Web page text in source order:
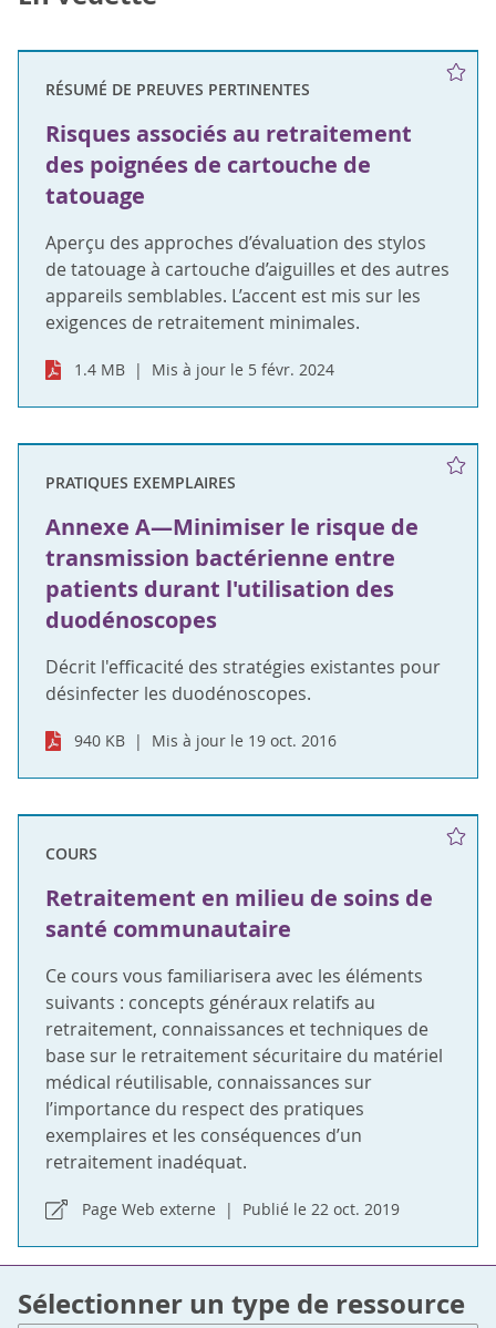
RÉSUMÉ DE PREUVES PERTINENTES
Risques associés au retraitement
des poignées de cartouche de
tatouage
Aperçu des approches d’évaluation des stylos
de tatouage à cartouche d’aiguilles et des autres
appareils semblables. L’accent est mis sur les
exigences de retraitement minimales.
1.4 MB Mis à jour le 5 févr. 2024
PRATIQUES EXEMPLAIRES
Annexe A—Minimiser le risque de
transmission bactérienne entre
patients durant l'utilisation des
duodénoscopes
Décrit l'efficacité des stratégies existantes pour
désinfecter les duodénoscopes.
940 KB Mis à jour le 19 oct. 2016
COURS
Retraitement en milieu de soins de
santé communautaire
Ce cours vous familiarisera avec les éléments
suivants : concepts généraux relatifs au
retraitement, connaissances et techniques de
base sur le retraitement sécuritaire du matériel
médical réutilisable, connaissances sur
l’importance du respect des pratiques
exemplaires et les conséquences d’un
retraitement inadéquat.
Page Web externe Publié le 22 oct. 2019
Sélectionner un type de ressource